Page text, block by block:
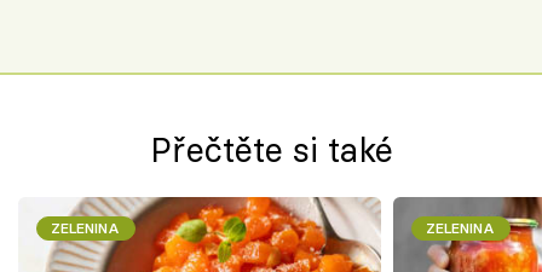
Přečtěte si také
ZELENINA ZELENINA